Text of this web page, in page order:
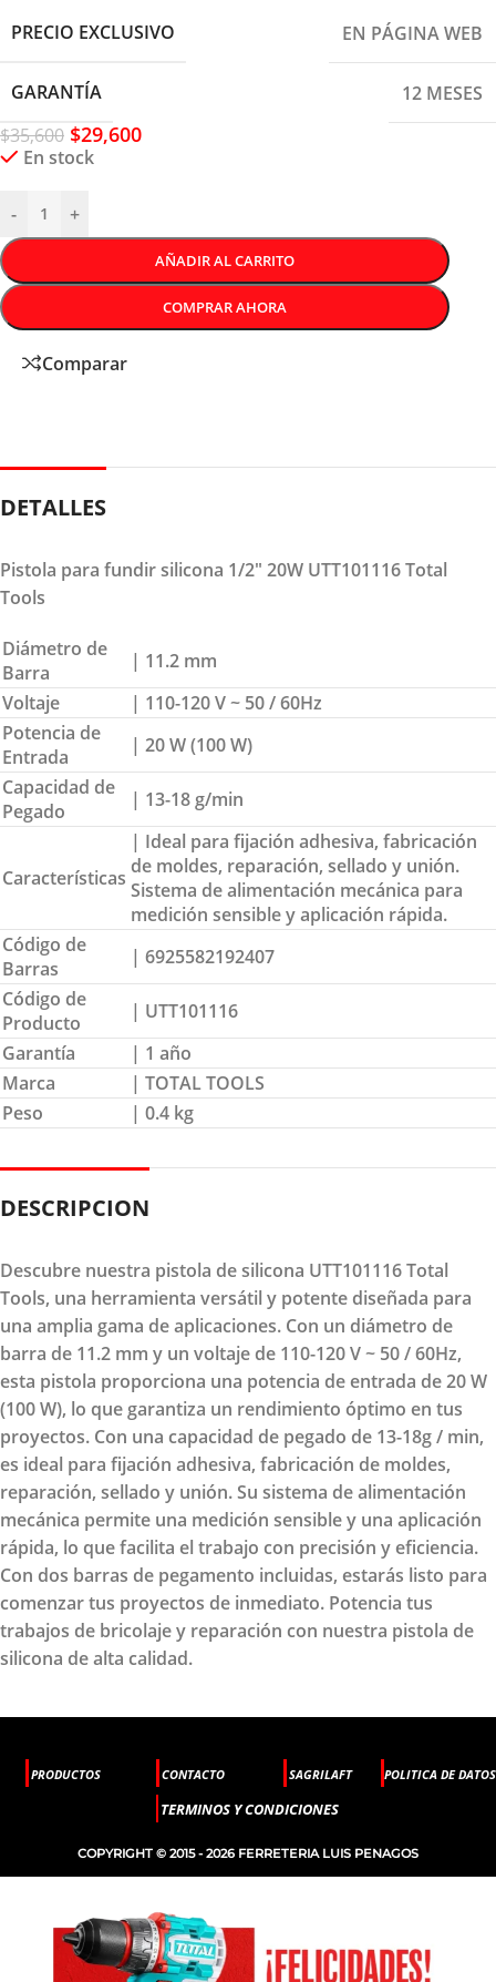
PRECIO EXCLUSIVO EN PÁGINA WEB
GARANTÍA
12 MESES
$35,600 $29,600
En stock
- +
AÑADIR AL CARRITO
COMPRAR AHORA
Comparar
DETALLES
Pistola para fundir silicona 1/2″ 20W UTT101116 Total
Tools
Diámetro de
Barra
| 11.2 mm
Voltaje
| 110-120 V ~ 50 / 60Hz
Potencia de
Entrada
| 20 W (100 W)
Capacidad de
Pegado
| 13-18 g/min
Características
| Ideal para fijación adhesiva, fabricación
de moldes, reparación, sellado y unión.
Sistema de alimentación mecánica para
medición sensible y aplicación rápida.
Código de
Barras
| 6925582192407
Código de
Producto
| UTT101116
Garantía
| 1 año
Marca
| TOTAL TOOLS
Peso
| 0.4 kg
DESCRIPCION
Descubre nuestra pistola de silicona UTT101116 Total
Tools, una herramienta versátil y potente diseñada para
una amplia gama de aplicaciones. Con un diámetro de
barra de 11.2 mm y un voltaje de 110-120 V ~ 50 / 60Hz,
esta pistola proporciona una potencia de entrada de 20 W
(100 W), lo que garantiza un rendimiento óptimo en tus
proyectos. Con una capacidad de pegado de 13-18g / min,
es ideal para fijación adhesiva, fabricación de moldes,
reparación, sellado y unión. Su sistema de alimentación
mecánica permite una medición sensible y una aplicación
rápida, lo que facilita el trabajo con precisión y eficiencia.
Con dos barras de pegamento incluidas, estarás listo para
comenzar tus proyectos de inmediato. Potencia tus
trabajos de bricolaje y reparación con nuestra pistola de
silicona de alta calidad.
PRODUCTOS CONTACTO SAGRILAFT POLITICA DE DATOS
TERMINOS Y CONDICIONES
COPYRIGHT © 2015 - 2026 FERRETERIA LUIS PENAGOS